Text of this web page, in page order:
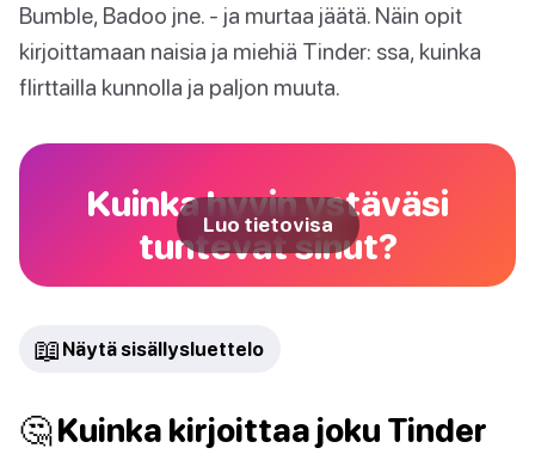
Bumble, Badoo jne. - ja murtaa jäätä. Näin opit
kirjoittamaan naisia ja miehiä Tinder: ssa, kuinka
flirttailla kunnolla ja paljon muuta.
Kuinka hyvin ystäväsi
tuntevat sinut?
Luo tietovisa
📖 Näytä sisällysluettelo
🤔 Kuinka kirjoittaa joku Tinder